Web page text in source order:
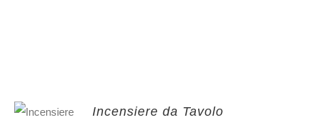
AL
Incensiere da Tavolo